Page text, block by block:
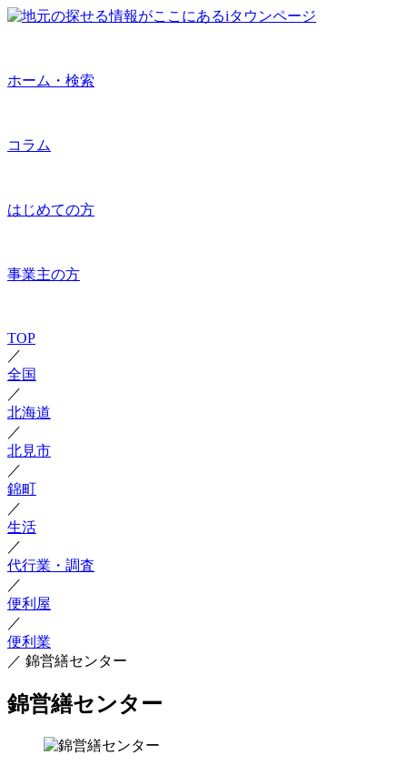
ホーム・検索
コラム
はじめての方
事業主の方
TOP
／
全国
／
北海道
／
北見市
／
錦町
／
生活
／
代行業・調査
／
便利屋
／
便利業
／ 錦営繕センター
錦営繕センター